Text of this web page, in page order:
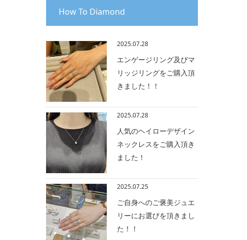
How To Diamond
2025.07.28
エンゲージリング及びマ
リッジリングをご購入頂
きました！！
2025.07.28
人気のヘイローデザイン
ネックレスをご購入頂き
ました！
2025.07.25
ご自身へのご褒美ジュエ
リーにお選びを頂きまし
た！！